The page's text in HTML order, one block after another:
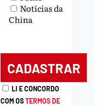
Notícias da
China
LI E CONCORDO
COM OSTERMOS DE